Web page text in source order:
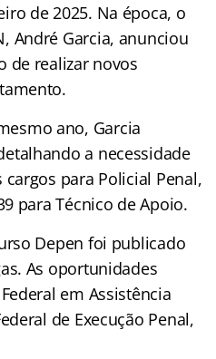
de 2025. Na época, o
André Garcia, anunciou
de realizar novos
ano, Garcia
a necessidade
para Policial Penal,
para Técnico de Apoio.
Depen foi publicado
As oportunidades
em Assistência
de Execução Penal,